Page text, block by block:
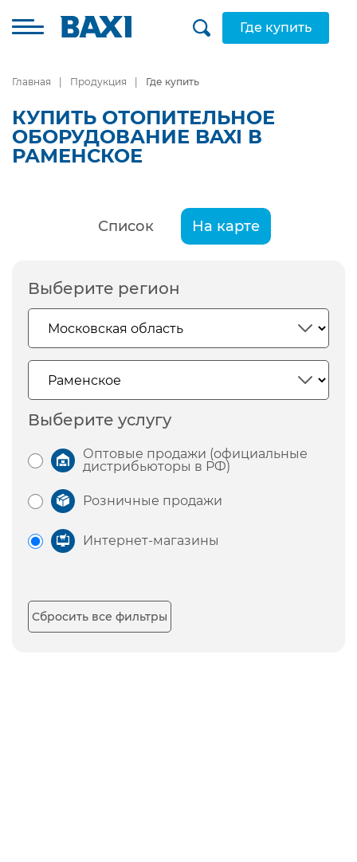
Где купить
Главная Продукция Где купить
КУПИТЬ ОТОПИТЕЛЬНОЕ
ОБОРУДОВАНИЕ BAXI В
РАМЕНСКОЕ
Список На карте
Выберите регион
Выберите услугу
Оптовые продажи (официальные
дистрибьюторы в РФ)
Розничные продажи
Интернет-магазины
Сбросить все фильтры